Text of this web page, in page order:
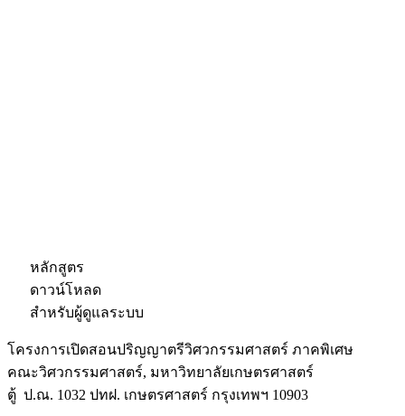
หลักสูตร
ดาวน์โหลด
สำหรับผู้ดูแลระบบ
โครงการเปิดสอนปริญญาตรีวิศวกรรมศาสตร์ ภาคพิเศษ
คณะวิศวกรรมศาสตร์, มหาวิทยาลัยเกษตรศาสตร์
ตู้ ป.ณ. 1032 ปทฝ. เกษตรศาสตร์ กรุงเทพฯ 10903